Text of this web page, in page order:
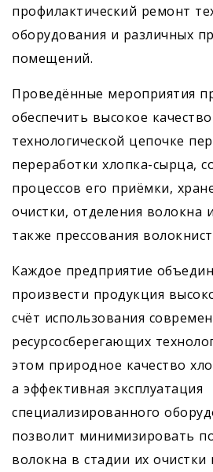
профилактический ремонт
оборудования и различных
помещений.
Проведённые мероприятия
обеспечить высокое
технологической цепочке
переработки хлопка-сырца,
процессов его приёмки,
очистки, отделения волокна
также прессования
Каждое предприятие
произвести продукция
счёт использования
ресурсосберегающих
этом природное качество
а эффективная эксплуатация
специализированного
позволит минимизировать
волокна в стадии их очистки